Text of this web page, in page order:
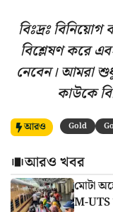
বিঃদ্রঃ
বিশ্লেষণ করে
নেবেন। আমরা
কাউকে
আরও Gold
আরও খবর
মোটা
M-UTS